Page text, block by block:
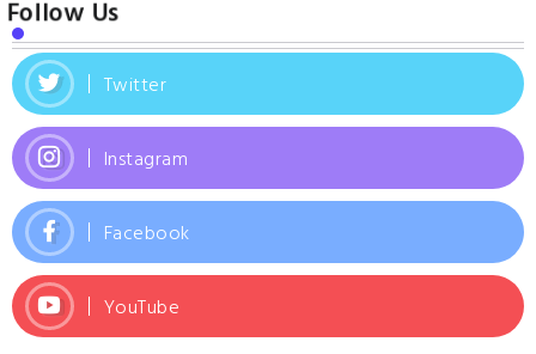
Follow Us
Twitter
Instagram
Facebook
YouTube